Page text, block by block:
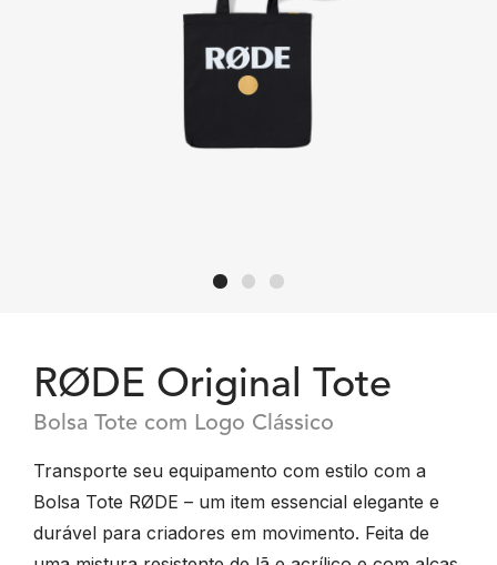
RØDE Original Tote
Bolsa Tote com Logo Clássico
Transporte seu equipamento com estilo com a
Bolsa Tote RØDE – um item essencial elegante e
durável para criadores em movimento. Feita de